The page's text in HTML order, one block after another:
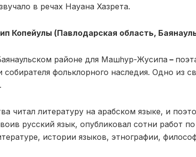
в речах Науана Хазрета.
Копейулы (Павлодарская область,
районе для Машһур-Жусипа –
собирателя фольклорного наследия. Одно из
читал литературу на арабском языке, и
русский язык, опубликовал сотни работ
истории языков, этнографии,